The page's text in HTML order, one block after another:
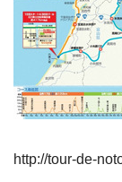
http://tour-de-